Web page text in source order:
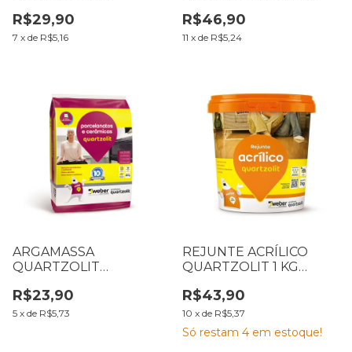
PISO/PISO CINZA
INTERNA 20 KG
R$29,90
7 x de R$5,16
R$46,90
11 x de R$5,24
ARGAMASSA
QUARTZOLIT
INTERNA 20 KG
R$23,90
5 x de R$5,73
REJUNTE ACRÍLICO
QUARTZOLIT 1 KG
R$43,90
10 x de R$5,37
Só restam 4 em estoque!